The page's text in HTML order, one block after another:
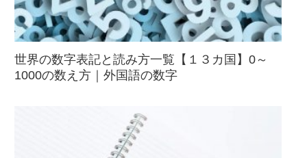
世界の数字表記と読み方一覧【１３カ国】0～
1000の数え方｜外国語の数字